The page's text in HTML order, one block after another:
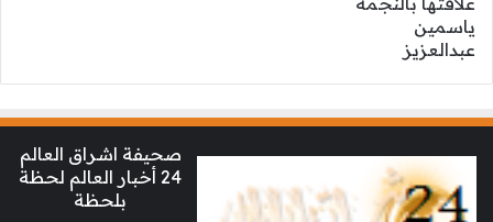
صحيفة اشراق العالم
24 أخبار العالم لحظة
بلحظة